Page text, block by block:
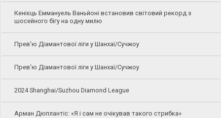
Кенієць Еммануель Ваньйоні встановив світовий рекорд з
шосейного бігу на одну милю
Прев'ю Діамантової ліги у Шанхаї/Сучжоу
Прев'ю Діамантової ліги у Шанхаї/Сучжоу
2024 Shanghai/Suzhou Diamond League
Арман Дюплантіс: «Я і сам не очікував такого стрибка»